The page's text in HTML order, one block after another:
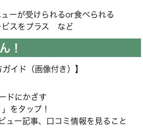
ューが受けられるor食べられる
ビスをプラス など
！
イド（画像付き）】
ドにかざす
をタップ！
ュー記事、口コミ情報を見ること